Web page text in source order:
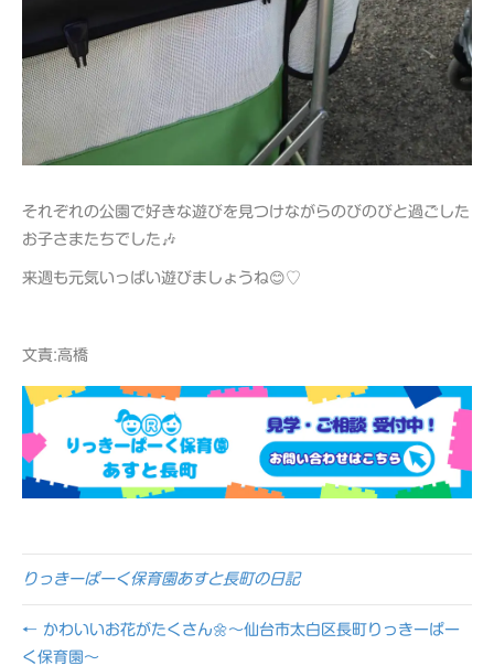
それぞれの公園で好きな遊びを見つけながらのびのびと過ごした
お子さまたちでした🎶
来週も元気いっぱい遊びましょうね😊♡
文責:高橋
りっきーぱーく保育園あすと長町の日記
← かわいいお花がたくさん🌼～仙台市太白区長町りっきーぱー
く保育園～